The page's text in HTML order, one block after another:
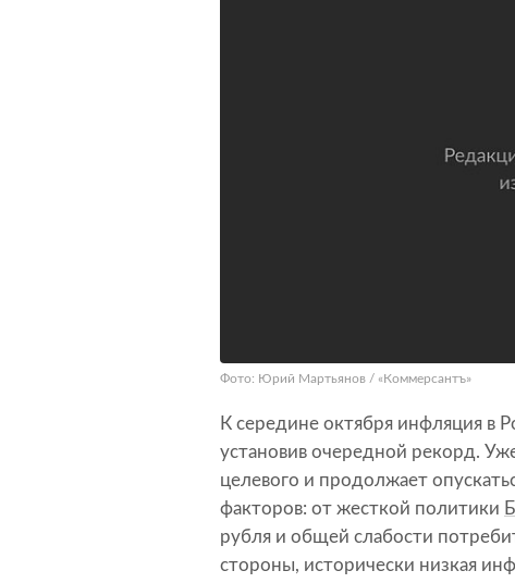
Фото: Юрий Мартьянов / «Коммерсантъ»
К середине октября инфляция в
установив очередной рекорд.
целевого и продолжает
факторов: от жесткой политики
рубля и общей слабости
стороны, исторически низкая